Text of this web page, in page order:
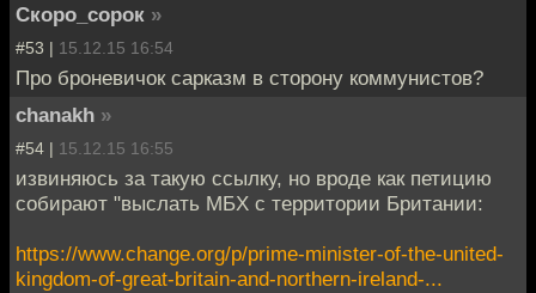
Скоро_сорок »
#53 | 15.12.15 16:54
Про броневичок сарказм в сторону коммунистов?
chanakh »
#54 | 15.12.15 16:55
извиняюсь за такую ссылку, но вроде как петицию
собирают "выслать МБХ с территории Британии:
https://www.change.org/p/prime-minister-of-the-united-
kingdom-of-great-britain-and-northern-ireland-...